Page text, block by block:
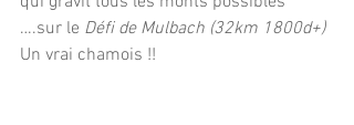
….sur le Défi de Mulbach (32km 1800d+)
Un vrai chamois !!